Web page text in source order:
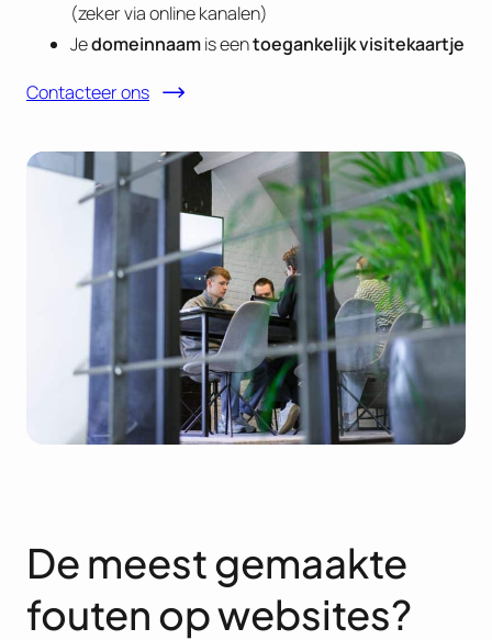
(zeker via online kanalen)
Jedomeinnaamis eentoegankelijk visitekaartje
Contacteer ons
De meest gemaakte
fouten op websites?